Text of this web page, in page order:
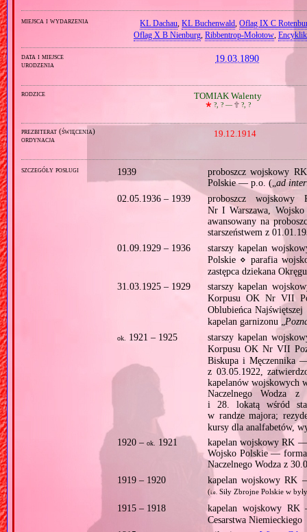
miejsca i wydarzenia KL Dachau ,KL Buchenwald ,Oflag IX C
Oflag X B Nienburg, Ribbentrop‐Mołotow,
data i miejsce
urodzenia
19.03.1890
rodzice TOMIAK Walenty
🞲?, ? — 🕆?, ?
prezbiterat (święcenia)
ordynacja
19.12.1914
szczegóły posługi 1939
proboszcz wojskowy
Polskie — p.o. („ ad
02.05.1936 – 1939
proboszcz
Nr I Warszawa,
awansowany na
starszeństwem z
01.09.1929 – 1936
starszy kapelan
Polskie ⋄ parafia
zastępca dziekana
31.03.1925 – 1929
starszy kapelan
Korpusu OK Nr VII
Oblubieńca
kapelan garnizonu „
ok. 1921 – 1925
starszy kapelan
Korpusu OK Nr VII
Biskupa i Męczennika
z 03.05.1922,
kapelanów wojskowych
Naczelnego Wodza z
i 28. lokatą wśród
w randze majora;
kursy dla analfabetów,
1920 –ok. 1921
kapelan wojskowy RK —
Wojsko Polskie —
Naczelnego Wodza z
1919 – 1920
kapelan wojskowy RK
(i.e. Siły Zbrojne Polskie w
1915 – 1918
kapelan wojskowy
Cesarstwa Niemieckiego